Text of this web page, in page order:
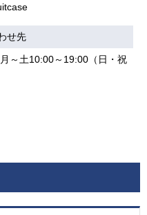
せ先
～土10:00～19:00（日・祝